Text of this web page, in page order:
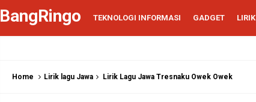
BangRingo TEKNOLOGI INFORMASI GADGET LIRIK
Home Lirik lagu Jawa Lirik Lagu Jawa Tresnaku Owek Owek